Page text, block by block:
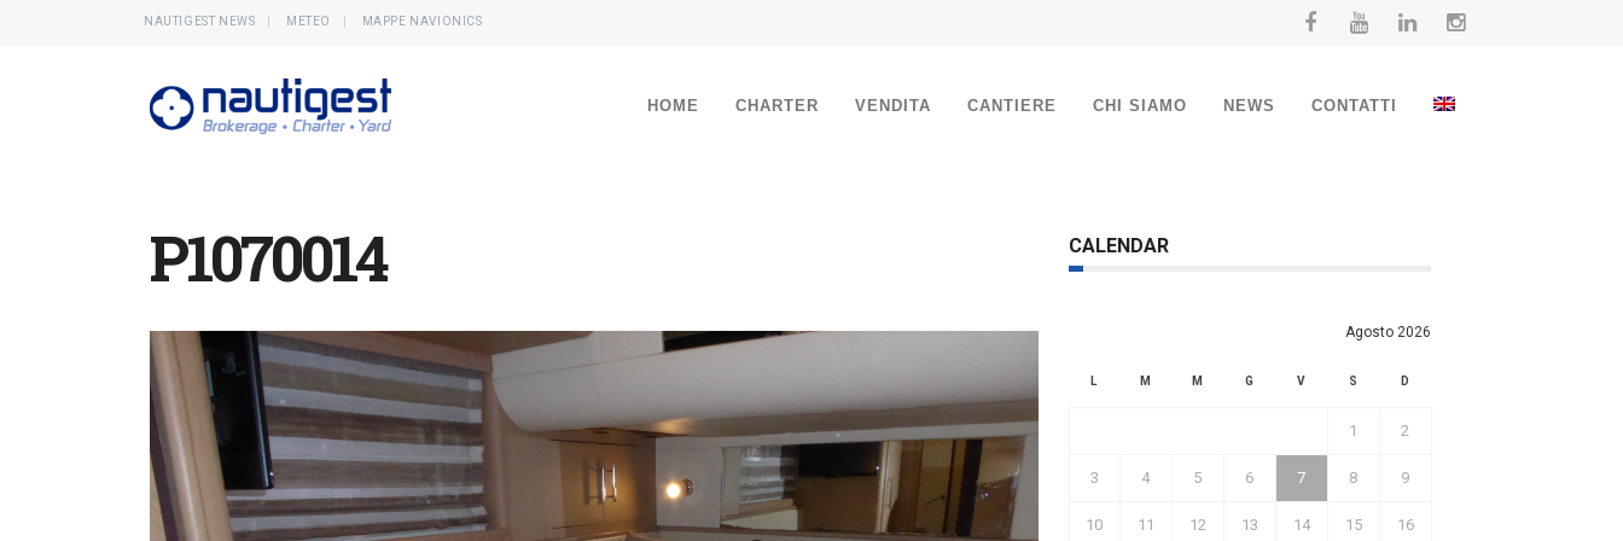
NAUTIGEST NEWS METEO MAPPE NAVIONICS
HOME CHARTER VENDITA CANTIERE CHI SIAMO NEWS CONTATTI
P1070014 CALENDAR
Agosto 2026
L M M G V S D
1 2
3 4 5 6 7 8 9
10 11 12 13 14 15 16